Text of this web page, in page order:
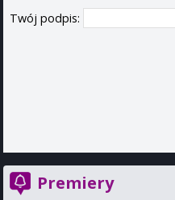
Twój podpis:
Premiery